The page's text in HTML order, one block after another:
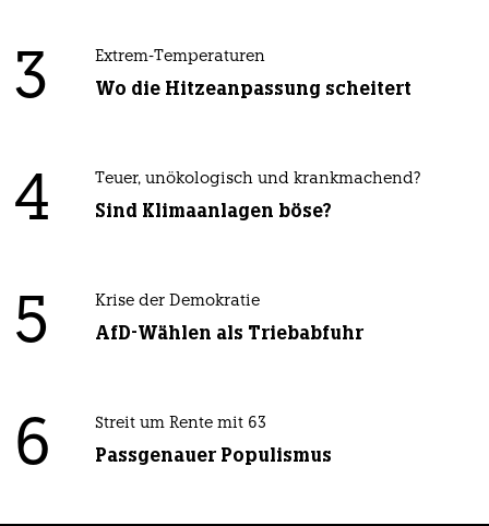
3 Extrem-Temperaturen
Wo die Hitzeanpassung scheitert
4 Teuer, unökologisch und krankmachend?
Sind Klimaanlagen böse?
5 Krise der Demokratie
AfD-Wählen als Triebabfuhr
6 Streit um Rente mit 63
Passgenauer Populismus